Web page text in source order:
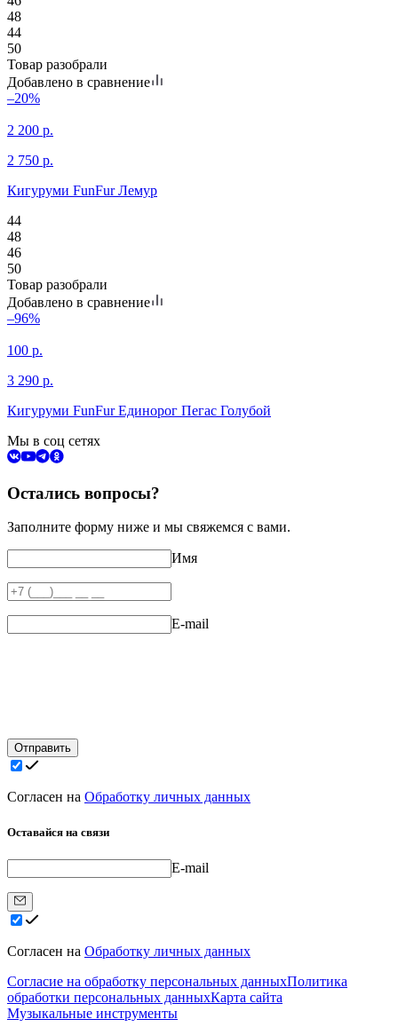
48
44
50
Товар разобрали
Добавлено в сравнение
–20%
2 200 р.
2 750 р.
Кигуруми FunFur Лемур
44
48
46
50
Товар разобрали
Добавлено в сравнение
–96%
100 р.
3 290 р.
Кигуруми FunFur Единорог Пегас Голубой
Мы в соц сетях
Остались вопросы?
Заполните форму ниже и мы свяжемся с вами.
Имя
E-mail
Отправить
Согласен на Обработку личных данных
Оставайся на связи
E-mail
Согласен на Обработку личных данных
Согласие на обработку персональных данныхПолитика
обработки персональных данныхКарта сайта
Музыкальные инструменты